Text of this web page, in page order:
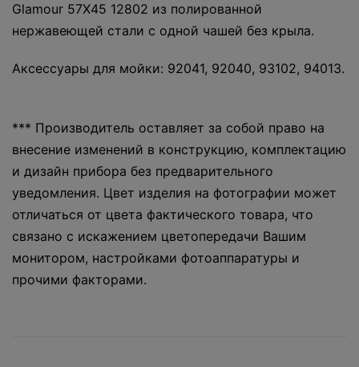
Glamour 57X45 12802 из полированной
нержавеющей стали с одной чашей без крыла.
Аксессуары для мойки: 92041, 92040, 93102, 94013.
*** Производитель оставляет за собой право на
внесение изменений в конструкцию, комплектацию
и дизайн прибора без предварительного
уведомления. Цвет изделия на фотографии может
отличаться от цвета фактического товара, что
связано с искажением цветопередачи Вашим
монитором, настройками фотоаппаратуры и
прочими факторами.